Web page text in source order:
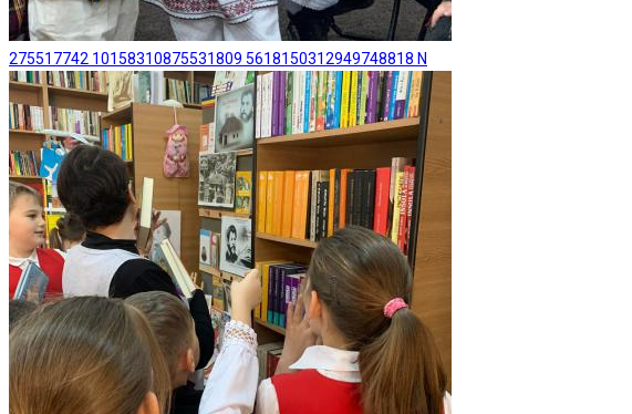
275517742 10158310875531809 5618150312949748818 N